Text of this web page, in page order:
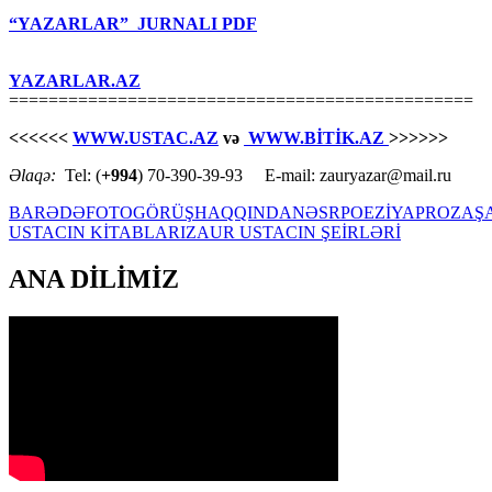
“YAZARLAR” JURNALI PDF
YAZARLAR.AZ
===============================================
<<<<<< WWW.USTAC.AZ və WWW.BİTİK.AZ >>>>>>
Əlaqə: Tel: (+994) 70-390-39-93 E-mail: zauryazar@mail.ru
BARƏDƏFOTOGÖRÜŞHAQQINDANƏSRPOEZİYAPROZA
USTACIN KİTABLARIZAUR USTACIN ŞEİRLƏRİ
ANA DİLİMİZ